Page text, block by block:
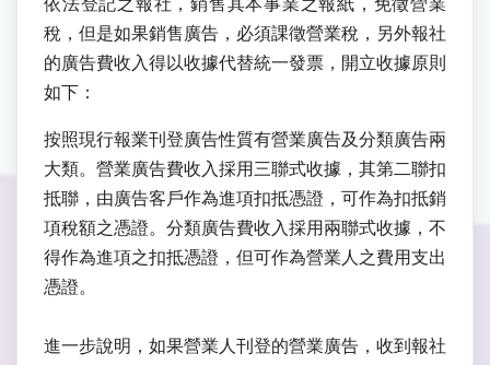
依法登記之報社，銷售其本事業之報紙，免徵營業
稅，但是如果銷售廣告，必須課徵營業稅，另外報社
的廣告費收入得以收據代替統一發票，開立收據原則
如下：
按照現行報業刊登廣告性質有營業廣告及分類廣告兩
大類。營業廣告費收入採用三聯式收據，其第二聯扣
抵聯，由廣告客戶作為進項扣抵憑證，可作為扣抵銷
項稅額之憑證。分類廣告費收入採用兩聯式收據，不
得作為進項之扣抵憑證，但可作為營業人之費用支出
憑證。
進一步說明，如果營業人刊登的營業廣告，收到報社